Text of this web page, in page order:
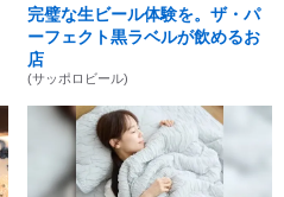
完璧な生ビール体験を。ザ・パ
ーフェクト黒ラベルが飲めるお
店
(サッポロビール)